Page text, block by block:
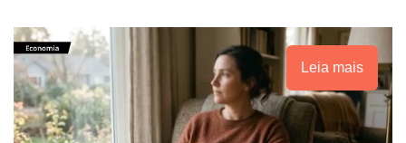
Leia mais